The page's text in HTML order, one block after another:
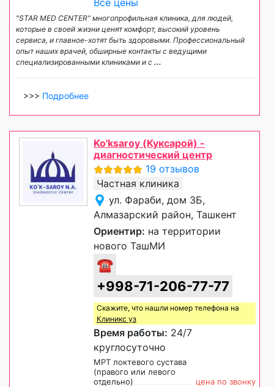
"STAR MED CENTER" многопрофильная клиника, для людей,
которые в своей жизни ценят комфорт, высокий уровень
сервиса, и главное-хотят быть здоровыми. Профессиональный
опыт наших врачей, обширные контакты с ведущими
специализированными клиниками и с ...
>>> Подробнее
Ko'ksaroy (Куксарой) -
диагностический центр
19 отзывов
Частная клиника
ул. Фараби, дом 3Б,
Алмазарский район, Ташкент
Ориентир: на территории
нового ТашМИ
☎
+998-71-206-77-77
Скажите, что нашли номер телефона на
Клиникс уз
Время работы: 24/7
круглосуточно
МРТ локтевого сустава
(правого или левого
отдельно)
цена по звонку